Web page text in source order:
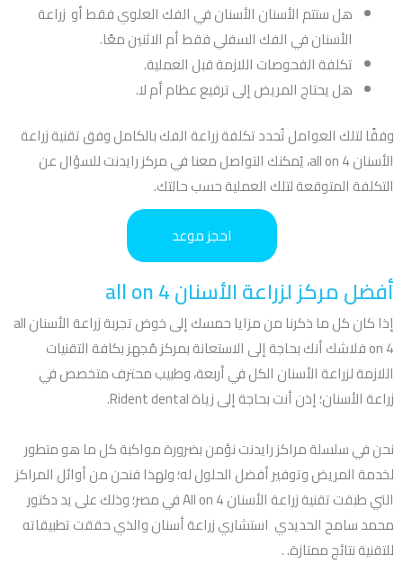
هل ستتم الأسنان الأسنان في الفك العلوي فقط أو زراعة
الأسنان في الفك السفلي فقط أم الاثنين معًا.
تكلفة الفحوصات اللازمة قبل العملية.
هل يحتاج المريض إلى ترقيع عظام أم لا.
وفقًا لتلك العوامل تُحدد تكلفة زراعة الفك بالكامل وفق تقنية زراعة
الأسنان all on 4، يُمكنك التواصل معنا في مركز رايدنت للسؤال عن
التكلفة المتوقعة لتلك العملية حسب حالتك.
احجز موعد
أفضل مركز لزراعة الأسنان all on 4
إذا كان كل ما ذكرنا من مزايا حمسك إلى خوض تجربة زراعة الأسنان all
on 4 فلاشك أنك بحاجة إلى الاستعانة بمركز مُجهز بكافة التقنيات
اللازمة لزراعة الأسنان الكل في أربعة، وطبيب محترف متخصص في
زراعة الأسنان؛ إذن أنت بحاجة إلى زياة Rident dental.
نحن في سلسلة مراكز رايدنت نؤمن بضرورة مواكبة كل ما هو متطور
لخدمة المريض وتوفير أفضل الحلول له؛ ولهذا فنحن من أوائل المراكز
التي طبقت تقنية زراعة الأسنان All on 4 في مصر؛ وذلك على يد دكتور
محمد سامح الحديدي استشاري زراعة أسنان والذي حققت تطبيقاته
للتقنية نتائج ممتازة. .